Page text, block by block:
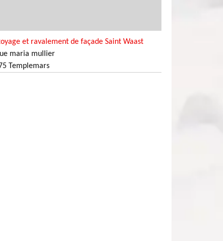
et ravalement de façade Saint Waast
maria mullier
Templemars